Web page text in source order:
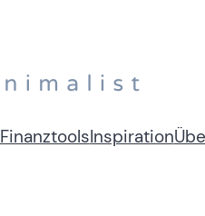
FinanztoolsInspiration